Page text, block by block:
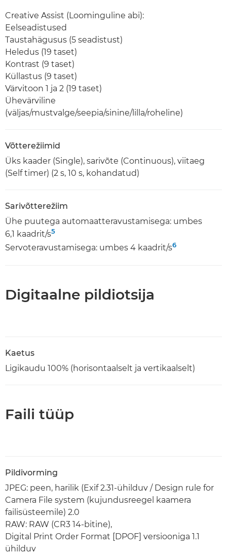
Creative Assist (Loominguline abi):
Eelseadistused
Taustahägusus (5 seadistust)
Heledus (19 taset)
Kontrast (9 taset)
Küllastus (9 taset)
Värvitoon 1 ja 2 (19 taset)
Ühevärviline
(väljas/mustvalge/seepia/sinine/lilla/roheline)
Võtterežiimid
Üks kaader (Single), sarivõte (Continuous), viitaeg
(Self timer) (2 s, 10 s, kohandatud)
Sarivõtterežiim
Ühe puutega automaatteravustamisega: umbes
6,1 kaadrit/s5
Servoteravustamisega: umbes 4 kaadrit/s6
Digitaalne pildiotsija
Kaetus
Ligikaudu 100% (horisontaalselt ja vertikaalselt)
Faili tüüp
Pildivorming
JPEG: peen, harilik (Exif 2.31-ühilduv / Design rule for
Camera File system (kujundusreegel kaamera
failisüsteemile) 2.0
RAW: RAW (CR3 14-bitine),
Digital Print Order Format [DPOF] versiooniga 1.1
ühilduv